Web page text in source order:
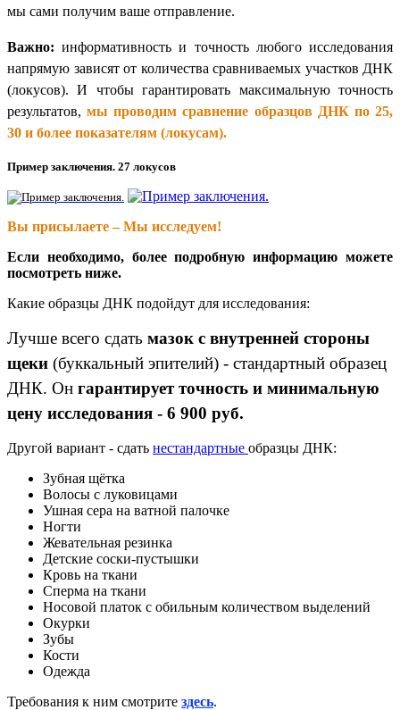
мы сами получим ваше отправление.
Важно: информативность и точность любого исследования
напрямую зависят от количества сравниваемых участков ДНК
(локусов). И чтобы гарантировать максимальную точность
результатов,мы проводим сравнение образцов ДНК по 25,
30 и более показателям (локусам).
Пример заключения. 27 локусов
Вы присылаете – Мы исследуем!
Если необходимо, более подробную информацию можете
посмотреть ниже.
Какие образцы ДНК подойдут для исследования:
Лучше всего сдать мазок с внутренней стороны
щеки (буккальный эпителий) - стандартный образец
ДНК. Он гарантирует точность и минимальную
цену исследования - 6 900 руб.
Другой вариант - сдать нестандартные образцы ДНК:
Зубная щётка
Волосы с луковицами
Ушная сера на ватной палочке
Ногти
Жевательная резинка
Детские соски-пустышки
Кровь на ткани
Сперма на ткани
Носовой платок с обильным количеством выделений
Окурки
Зубы
Кости
Одежда
Требования к ним смотрите здесь.